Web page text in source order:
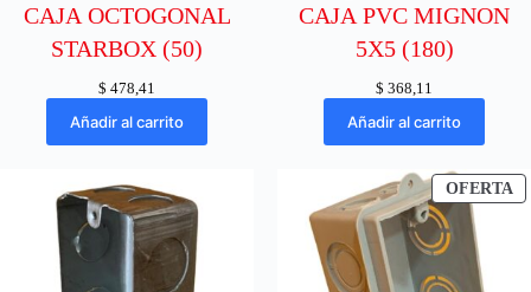
CAJA OCTOGONAL
STARBOX (50)
$ 478,41
Añadir al carrito
CAJA PVC MIGNON
5X5 (180)
$ 368,11
Añadir al carrito
OFERTA